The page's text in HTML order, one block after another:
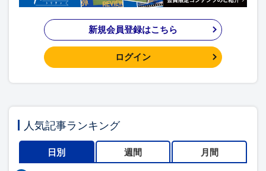
新規会員登録はこちら
ログイン
人気記事ランキング
日別 週間 月間